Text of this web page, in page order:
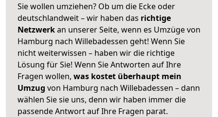
Sie wollen umziehen? Ob um die Ecke oder
deutschlandweit – wir haben das richtige
Netzwerkan unserer Seite, wenn es Umzüge von
Hamburg nach Willebadessen geht! Wenn Sie
nicht weiterwissen – haben wir die richtige
Lösung für Sie! Wenn Sie Antworten auf Ihre
Fragen wollen, was kostet überhaupt mein
Umzug von Hamburg nach Willebadessen – dann
wählen Sie sie uns, denn wir haben immer die
passende Antwort auf Ihre Fragen parat.